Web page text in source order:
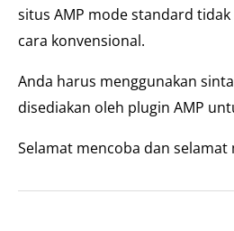
situs AMP mode standard
cara konvensional.
Anda harus menggunakan
disediakan oleh plugin AMP
Selamat mencoba dan selamat